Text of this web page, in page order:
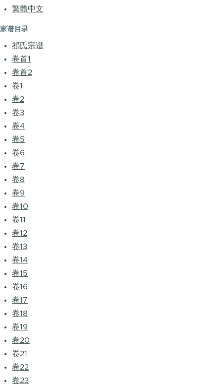
繁體中文
家谱目录
祁氏宗谱
卷首1
卷首2
卷1
卷2
卷3
卷4
卷5
卷6
卷7
卷8
卷9
卷10
卷11
卷12
卷13
卷14
卷15
卷16
卷17
卷18
卷19
卷20
卷21
卷22
卷23